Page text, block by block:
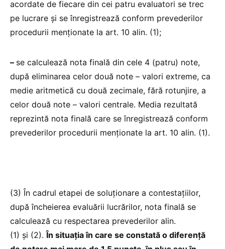
acordate de fiecare din cei patru evaluatori se trec
pe lucrare și se înregistrează conform prevederilor
procedurii menționate la art. 10 alin. (1);
– se calculează nota finală din cele 4 (patru) note,
după eliminarea celor două note – valori extreme, ca
medie aritmetică cu două zecimale, fără rotunjire, a
celor două note – valori centrale. Media rezultată
reprezintă nota finală care se înregistrează conform
prevederilor procedurii menționate la art. 10 alin. (1).
(3) În cadrul etapei de soluționare a contestațiilor,
după încheierea evaluării lucrărilor, nota finală se
calculează cu respectarea prevederilor alin.
(1) și (2).În situația în care se constată o diferență